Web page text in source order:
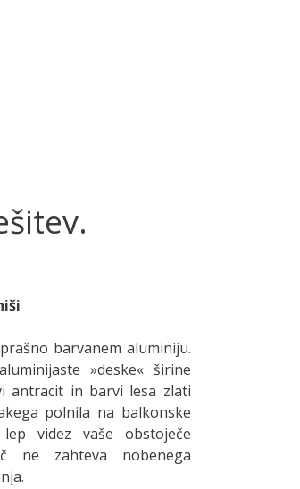
barvanem aluminiju.
»deske« širine
antracit in barvi lesa zlati
polnila na balkonske
videz vaše obstoječe
ne zahteva nobenega